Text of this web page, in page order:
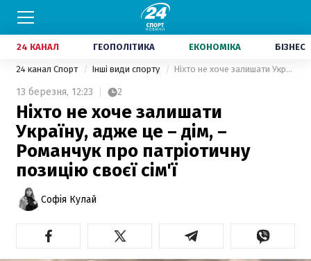
24 КАНАЛ ГЕОПОЛІТИКА ЕКОНОМІКА БІЗНЕС
24 канал Спорт Інші види спорту Ніхто не хоче залишати Україну, адже це – дім, – Романчук про патріотичну позицію своєї сім'ї
13 березня, 12:23 2
Ніхто не хоче залишати
Україну, адже це – дім, –
Романчук про патріотичну
позицію своєї сім'ї
Софія Кулай